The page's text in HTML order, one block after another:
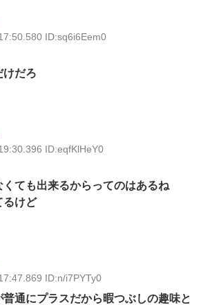
ID:sq6i6Eem0
けだろ
ID:eqfKlHeY0
くても出来るからってのはあるね
るけど
ID:n/i7PYTy0
通にプラスだから暇つぶしの趣味と